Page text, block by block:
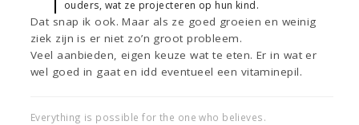
ouders, wat ze projecteren op hun kind.
Dat snap ik ook. Maar als ze goed groeien en weinig
ziek zijn is er niet zo’n groot probleem.
Veel aanbieden, eigen keuze wat te eten. Er in wat er
wel goed in gaat en idd eventueel een vitaminepil.
Everything is possible for the one who believes.